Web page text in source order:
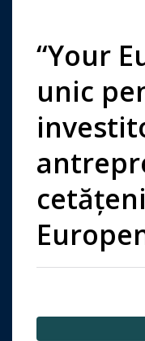
“Your
unic